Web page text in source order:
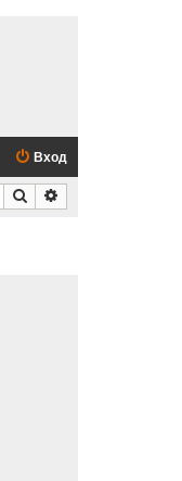
Вход
Поиск